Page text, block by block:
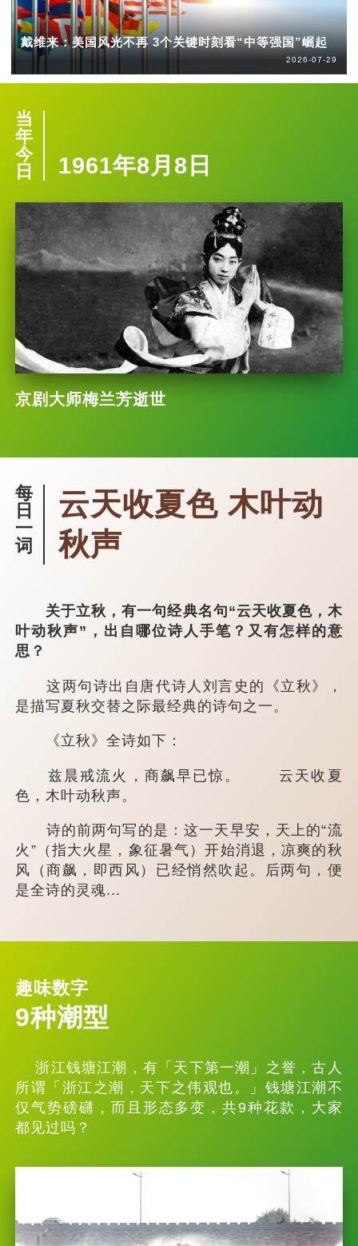
戴维来：美国风光不再 3个关键时刻看“中等强国”崛起
2026-07-29
当
年
今
日
1961年8月8日
京剧大师梅兰芳逝世
每
日
一
词
云天收夏色 木叶动
秋声
关于立秋，有一句经典名句“云天收夏色，木
叶动秋声”，出自哪位诗人手笔？又有怎样的意
思？
这两句诗出自唐代诗人刘言史的《立秋》，
是描写夏秋交替之际最经典的诗句之一。
《立秋》全诗如下：
兹晨戒流火，商飙早已惊。 云天收夏
色，木叶动秋声。
诗的前两句写的是：这一天早安，天上的“流
火”（指大火星，象征暑气）开始消退，凉爽的秋
风（商飙，即西风）已经悄然吹起。后两句，便
是全诗的灵魂...
趣味数字
9种潮型
浙江钱塘江潮，有「天下第一潮」之誉，古人
所谓「浙江之潮，天下之伟观也。」钱塘江潮不
仅气势磅礴，而且形态多变，共9种花款，大家
都见过吗？